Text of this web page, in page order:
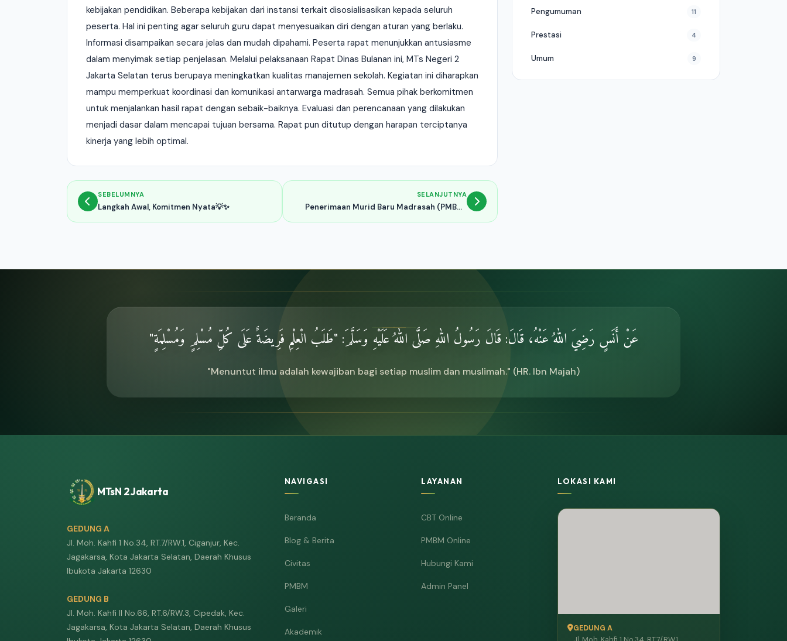
kebijakan pendidikan. Beberapa kebijakan dari instansi terkait disosialisasikan kepada seluruh
peserta. Hal ini penting agar seluruh guru dapat menyesuaikan diri dengan aturan yang berlaku.
Informasi disampaikan secara jelas dan mudah dipahami. Peserta rapat menunjukkan antusiasme
dalam menyimak setiap penjelasan. Melalui pelaksanaan Rapat Dinas Bulanan ini, MTs Negeri 2
Jakarta Selatan terus berupaya meningkatkan kualitas manajemen sekolah. Kegiatan ini diharapkan
mampu memperkuat koordinasi dan komunikasi antarwarga madrasah. Semua pihak berkomitmen
untuk menjalankan hasil rapat dengan sebaik-baiknya. Evaluasi dan perencanaan yang dilakukan
menjadi dasar dalam mencapai tujuan bersama. Rapat pun ditutup dengan harapan terciptanya
kinerja yang lebih optimal.
SEBELUMNYA
Langkah Awal, Komitmen Nyata💡✨
SELANJUTNYA
Penerimaan Murid Baru Madrasah (PMBM)
Tahun 2026
Pengumuman 11
Prestasi 4
Umum 9
عَنْ أَنَسٍ رَضِيَ اللهُ عَنْهُ، قَالَ: قَالَ رَسُولُ اللهِ صَلَّى اللهُ عَلَيْهِ وَسَلَّمَ: "طَلَبُ الْعِلْمِ فَرِيضَةٌ عَلَى كُلِّ مُسْلِمٍ وَمُسْلِمَةٍ"
"Menuntut ilmu adalah kewajiban bagi setiap muslim dan muslimah." (HR. Ibn Majah)
MTsN 2 Jakarta
GEDUNG A
Jl. Moh. Kahfi 1 No.34, RT.7/RW.1, Ciganjur, Kec.
Jagakarsa, Kota Jakarta Selatan, Daerah Khusus
Ibukota Jakarta 12630
GEDUNG B
Jl. Moh. Kahfi II No.66, RT.6/RW.3, Cipedak, Kec.
Jagakarsa, Kota Jakarta Selatan, Daerah Khusus
NAVIGASI
Beranda
Blog & Berita
Civitas
PMBM
Galeri
Akademik
LAYANAN
CBT Online
PMBM Online
Hubungi Kami
Admin Panel
LOKASI KAMI
GEDUNG A